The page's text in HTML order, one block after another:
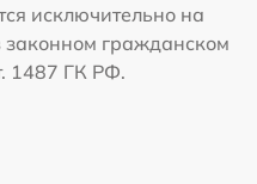
исключительно на
законном гражданском
1487 ГК РФ.